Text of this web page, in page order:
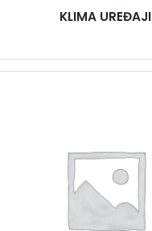
KLIMA UREĐAJI